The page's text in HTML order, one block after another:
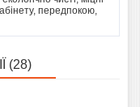
передпокою,
(28)